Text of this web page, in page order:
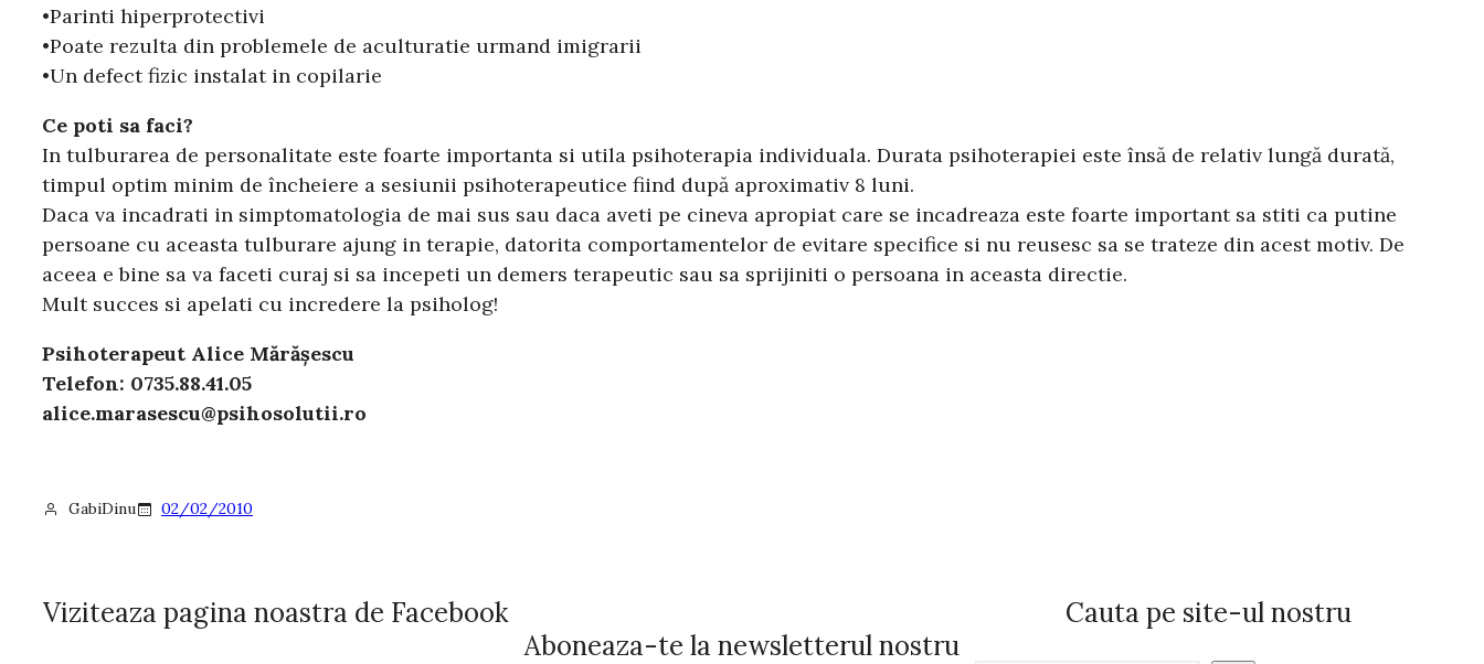
•Parinti hiperprotectivi
•Poate rezulta din problemele de aculturatie urmand imigrarii
•Un defect fizic instalat in copilarie
Ce poti sa faci?
In tulburarea de personalitate este foarte importanta si utila psihoterapia individuala. Durata psihoterapiei este însă de relativ lungă durată,
timpul optim minim de încheiere a sesiunii psihoterapeutice fiind după aproximativ 8 luni.
Daca va incadrati in simptomatologia de mai sus sau daca aveti pe cineva apropiat care se incadreaza este foarte important sa stiti ca putine
persoane cu aceasta tulburare ajung in terapie, datorita comportamentelor de evitare specifice si nu reusesc sa se trateze din acest motiv. De
aceea e bine sa va faceti curaj si sa incepeti un demers terapeutic sau sa sprijiniti o persoana in aceasta directie.
Mult succes si apelati cu incredere la psiholog!
Psihoterapeut Alice Mărăşescu
Telefon: 0735.88.41.05
alice.marasescu@psihosolutii.ro
GabiDinu 02/02/2010
Viziteaza pagina noastra de Facebook
Aboneaza-te la newsletterul nostru
Cauta pe site-ul nostru